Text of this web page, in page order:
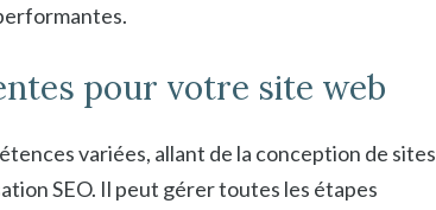
pour votre site web
variées, allant de la conception de sites
SEO. Il peut gérer toutes les étapes